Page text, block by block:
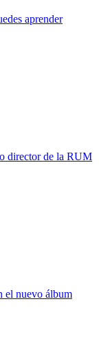
aprender
director de la RUM
el nuevo álbum